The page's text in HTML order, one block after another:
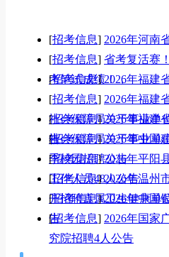
[招考信息] 2026年河南
[招考信息] 省考复活赛
考笔试成绩！，
[招考信息] 2026年福建
[招考信息] 2026年福建
社会保障局关于事业单
告
[招考信息] 2026年福建
社会保障局关于事业单
[招考信息] 2026年中国
季校园招聘公告
[招考信息] 2026年平阳
工作人员48人公告
[招考信息] 2026年温州
开招聘直属卫生健康单
[招考信息] 2026年中国
告
[招考信息] 2026年国家
究院招聘4人公告